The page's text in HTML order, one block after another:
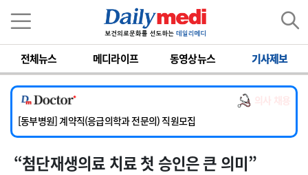
전체뉴스 메디라이프 동영상뉴스 기사제보
의사 채용
[서울아산병원] 2026년 하반기 인턴 모집
[영남대학교의료원] 마취통증의학과 임기제 임상의사 채용
[충남대학교병원] 소아청소년과(소아응급전담) 계약직 의사 공개채용
[동부병원] 계약직(응급의학과 전문의) 직원모집
[이대목동병원] 하반기 전공의(레지던트1년차) 모집
[서울아산병원] 2026년 하반기 인턴 모집
“첨단재생의료 치료 첫 승인은 큰 의미”